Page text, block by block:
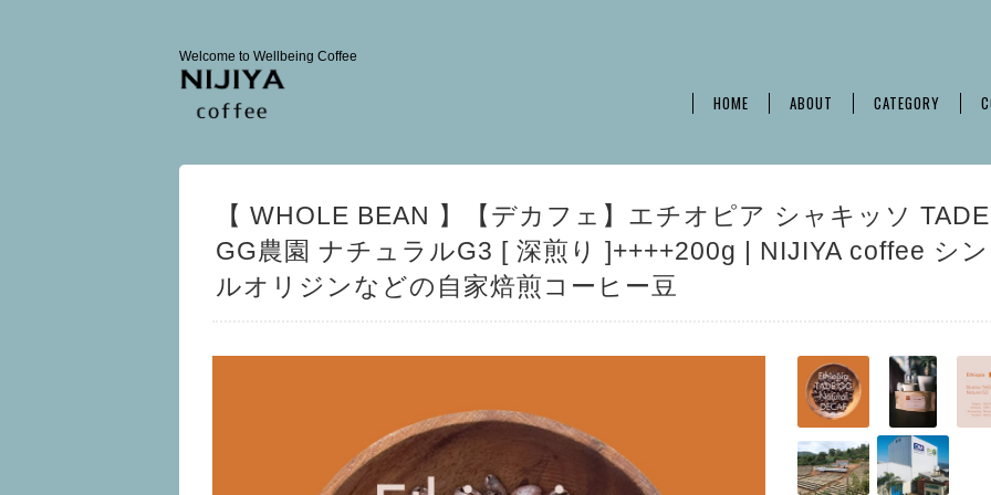
Welcome to Wellbeing Coffee
HOME ABOUT CATEGORY
【 WHOLE BEAN 】【デカフェ】エチオピア シャキッソ TADE
GG農園 ナチュラルG3 [ 深煎り ]++++200g | NIJIYA coffee シ
ルオリジンなどの自家焙煎コーヒー豆